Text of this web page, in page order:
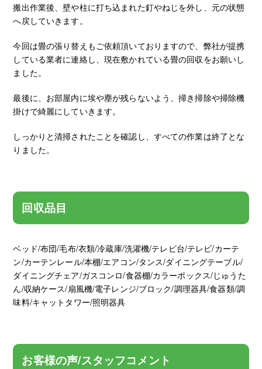
搬出作業後、壁や柱に打ち込まれた釘やねじを外し、元の状態
へ戻していきます。
今回は畳の張り替えもご依頼頂いておりますので、弊社が提携
している業者に連絡し、現在敷かれている畳の回収をお願いし
ました。
最後に、お部屋内に埃や塵が残らないよう、掃き掃除や掃除機
掛けで綺麗にしていきます。
しっかりと清掃されたことを確認し、すべての作業は終了とな
りました。
回収品目
ベッド/布団/毛布/衣類/冷蔵庫/洗濯機/テレビ台/テレビ/カーテ
ン/カーテンレール/本棚/エアコン/タンス/ダイニングテーブル/
ダイニングチェア/ガスコンロ/食器棚/カラーボックス/じゅうた
ん/収納ケース/扇風機/電子レンジ/ブロック/調理器具/食器類/調
味料/キャットタワー/照明器具
お客様の声/スタッフコメント